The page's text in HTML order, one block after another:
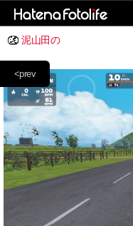
泥山田の
<prev